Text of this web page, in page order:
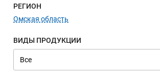
Меню навигации
РЕГИОН
Омская область
ВИДЫ ПРОДУКЦИИ